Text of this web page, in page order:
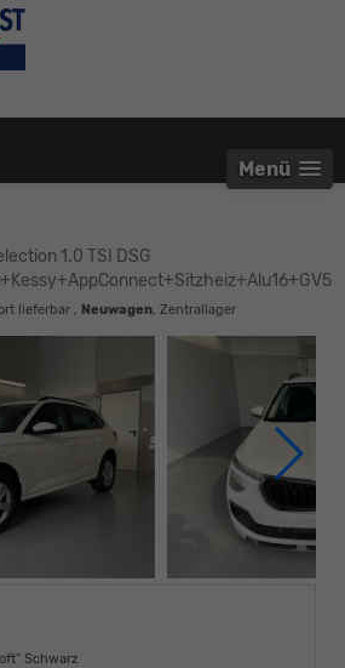
Menü
1.0 TSI DSG
lieferbar , Neuwagen, Zentrallager
Schwarz